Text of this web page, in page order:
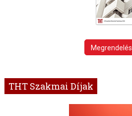
Megrendelés
THT Szakmai Díjak